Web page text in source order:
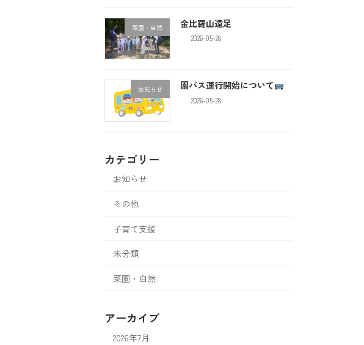
菜園・自然 金比羅山遠足
2026-05-28
お知らせ 園バス運行開始について
2026-05-28
カテゴリー
お知らせ
その他
子育て支援
未分類
菜園・自然
アーカイブ
2026年7月